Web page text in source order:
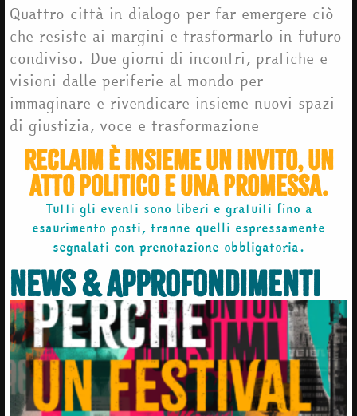
Quattro città in dialogo per far emergere ciò
che resiste ai margini e trasformarlo in futuro
condiviso. Due giorni di incontri, pratiche e
visioni dalle periferie al mondo per
immaginare e rivendicare insieme nuovi spazi
di giustizia, voce e trasformazione
Reclaim è insieme un invito, un
atto politico e una promessa.
Tutti gli eventi sono liberi e gratuiti fino a
esaurimento posti, tranne quelli espressamente
segnalati con prenotazione obbligatoria.
News & Approfondimenti